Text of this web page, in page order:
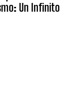
Un Infinito